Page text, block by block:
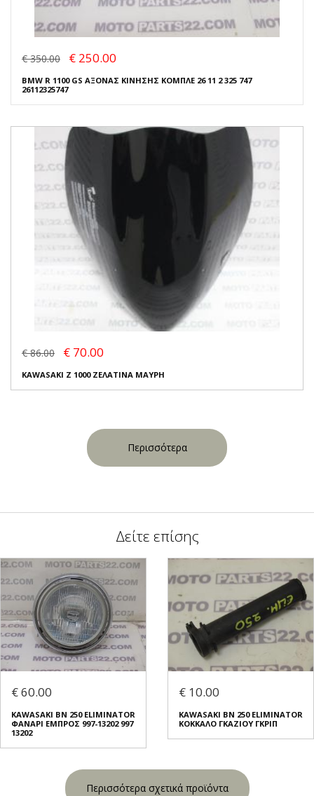
€ 350.00 € 250.00
BMW R 1100 GS ΑΞΟΝΑΣ ΚΙΝΗΣΗΣ ΚΟΜΠΛΕ 26 11 2 325 747
26112325747
€ 86.00 € 70.00
KAWASAKI Z 1000 ΖΕΛΑΤΙΝΑ ΜΑΥΡΗ
Περισσότερα
Δείτε επίσης
€ 60.00
KAWASAKI BN 250 ELIMINATOR
ΦΑΝΑΡΙ ΕΜΠΡΟΣ 997-13202 997
13202
€ 10.00
KAWASAKI BN 250 ELIMINATOR
ΚΟΚΚΑΛΟ ΓΚΑΖΙΟΥ ΓΚΡΙΠ
Περισσότερα σχετικά προϊόντα